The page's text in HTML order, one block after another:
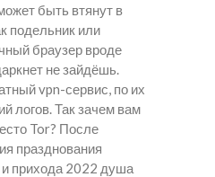
быть втянут в
подельник или
браузер вроде
не зайдёшь.
vpn-сервис, по их
логов. Так зачем вам
Tor? После
празднования
и прихода 2022 душа